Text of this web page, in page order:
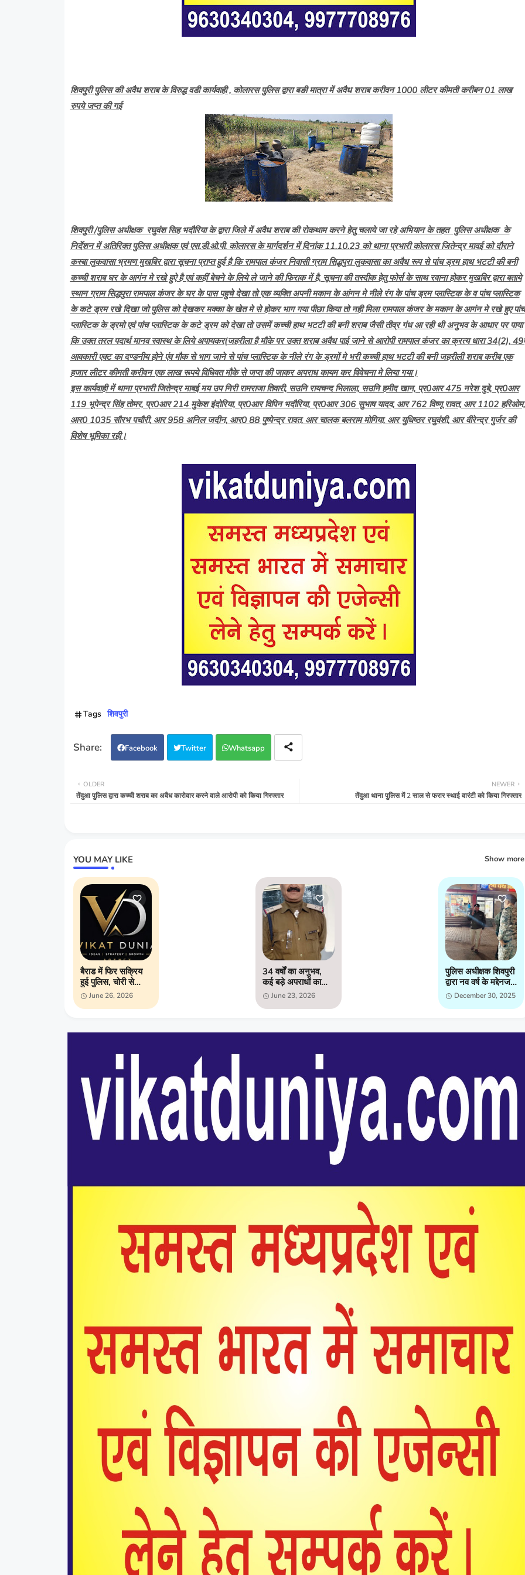
शिवपुरी पुलिस की अवैध शराब के विरुद्ध वडी कार्यवाही , कोलारस पुलिस द्वारा बङी मात्रा में अवैध शराब करीवन 1000 लीटर कीमती करीबन 01 लाख
रुपये जप्त की गई
शिवपुरी /पुलिस अधीक्षक रघुवंश सिह भदौरिया के द्वारा जिले में अवैध शराब की रोकथाम करने हेतु चलाये जा रहे अभियान के तहत पुलिस अधीक्षक के
निर्देशन में अतिरिक्त पुलिस अधीक्षक एवं एस.डी.ओ.पी. कोलारस के मार्गदर्शन में दिनांक 11.10.23 को थाना प्रभारी कोलारस जितेन्द्र मावई को दौराने
कस्बा लुकवासा भ्रमण मुखबिर द्वारा सूचना प्राप्त हुई है कि रामपाल कंजर निवासी ग्राम सिद्धपुरा लुकवासा का अवैध रूप से पांच ड्रम हाथ भटटी की बनी
कच्ची शराब घर के आगंन मे रखे हुऐ है एवं कहीं बेचने के लिये ले जाने की फिराक में है, सूचना की तस्दीक हेतु फोर्स के साथ रवाना होकर मुखबिर द्वारा बताये
स्थान ग्राम सिद्धपुरा रामपाल कंजर के घर के पास पहुचे देखा तो एक व्यक्ति अपनी मकान के आंगन मे नीले रंग के पांच ड्रम प्लास्टिक के व पांच प्लास्टिक
के कटे ड्रम रखे दिखा जो पुलिस को देखकर मक्का के खेत मे से होकर भाग गया पीछा किया तो नही मिला रामपाल कंजर के मकान के आगंन मे रखे हुए पांच
प्लास्टिक के ड्रमो एवं पांच प्लास्टिक के कटे ड्रम को देखा तो उसमें कच्ची हाथ भटटी की बनी शराब जैसी तीव्र गंध आ रही थी अनुभव के आधार पर पाया
कि उक्त तरल पदार्थ मानव स्वास्थ के लिये अपायकर(जहरीला है मौके पर उक्त शराब अवैध पाई जाने से आरोपी रामपाल कंजर का क्रत्य धारा 34(2),
आवकारी एक्ट का दण्डनीय होने एंव मौक से भाग जाने से पांच प्लास्टिक के नीले रंग के ड्रमों मे भरी कच्ची हाथ भटटी की बनी जहरीली शराब करीब एक
हजार लीटर कीमती करीवन एक लाख रूपये विधिवत मौके से जप्त की जाकर अपराध कायम कर विवेचना मे लिया गया।
इस कार्यवाही में थाना प्रभारी जितेन्द्र माबई मय उप निरी रामराजा तिवारी, सउनि रायचन्द भिलाला, सउनि हमीद खान, प्र0आर 475 नरेश दुबे, प्र0आर
119 भूपेन्द्र सिंह तोमर, प्र0आर 214 मुकेश इंदोरिया, प्र0आर विपिन भदौरिया, प्र0आर 306 सुभाष यादव, आर 762 विष्णू रावत, आर 1102 हरिओम,
आर0 1035 सौरभ पचौरी, आर 958 अनिल जदीन, आर0 88 पुष्पेन्द्र रावत, आर चालक बलराम मोगिया, आर युधिष्ठर रघुवंशी, आर वीरेन्द्र गुर्जर की
विशेष भूमिका रही।
Tags शिवपुरी
Facebook Twitter Whatsapp
NEWER
तेंदुआ थाना पुलिस में 2 साल से फरार स्थाई वारंटी को किया गिरफ्तार
OLDER
तेंदुआ पुलिस द्वारा कच्ची शराब का अवैध कारोवार करने वाले आरोपी को किया गिरफ्तार
YOU MAY LIKE Show more
बैराड में फिर सक्रिय
हुई पुलिस, चोरी से
लेकर अवैध शराब तक
ताबड़तोड़ कार्रवाई;
June 26, 2026
34 वर्षों का अनुभव,
कई बड़े अपराधों का
खुलासा; अब हिम्मतपुर
चौकी की कमान संभाल
June 23, 2026
पुलिस अधीक्षक शिवपुरी
द्वारा नव वर्ष के मद्देनजर
मय फोर्स के शहर मे
भ्रमण कर कानून
December 30, 2025